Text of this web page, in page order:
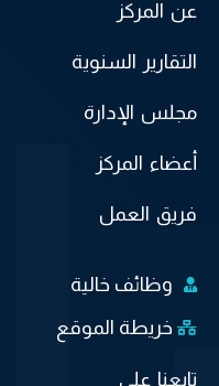
عن المركز
التقارير السنوية
مجلس الإدارة
أعضاء المركز
فريق العمل
وظائف خالية
خريطة الموقع